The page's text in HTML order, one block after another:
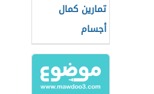
تمارين كمال
أجسام